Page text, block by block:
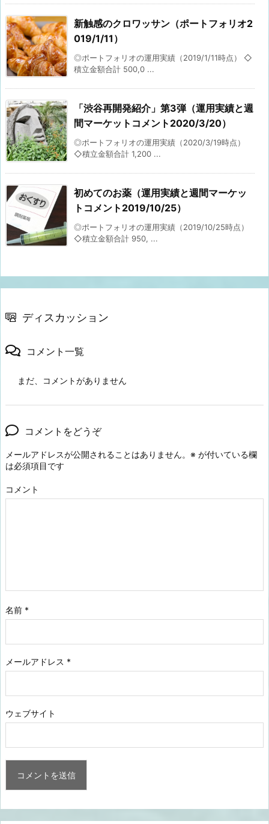
新触感のクロワッサン（ポートフォリオ2
019/1/11）
◎ポートフォリオの運用実績（2019/1/11時点） ◇
積立金額合計 500,0 ...
「渋谷再開発紹介」第3弾（運用実績と週
間マーケットコメント2020/3/20）
◎ポートフォリオの運用実績（2020/3/19時点）
◇積立金額合計 1,200 ...
初めてのお薬（運用実績と週間マーケッ
トコメント2019/10/25）
◎ポートフォリオの運用実績（2019/10/25時点）
◇積立金額合計 950, ...
ディスカッション
コメント一覧
まだ、コメントがありません
コメントをどうぞ
メールアドレスが公開されることはありません。 ※ が付いている欄
は必須項目です
コメント
名前 *
メールアドレス *
ウェブサイト